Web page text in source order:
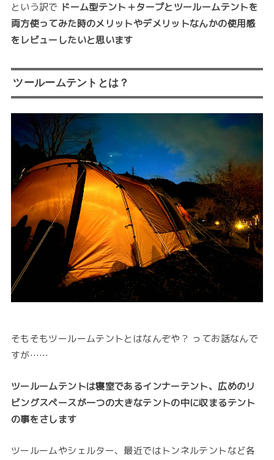
という訳で ドーム型テント＋タープとツールームテントを
両方使ってみた時のメリットやデメリットなんかの使用感
をレビューしたいと思います
ツールームテントとは？
そもそもツールームテントとはなんぞや？ ってお話なんで
すが……
ツールームテントは寝室であるインナーテント、広めのリ
ビングスペースが一つの大きなテントの中に収まるテント
の事をさします
ツールームやシェルター、最近ではトンネルテントなど各